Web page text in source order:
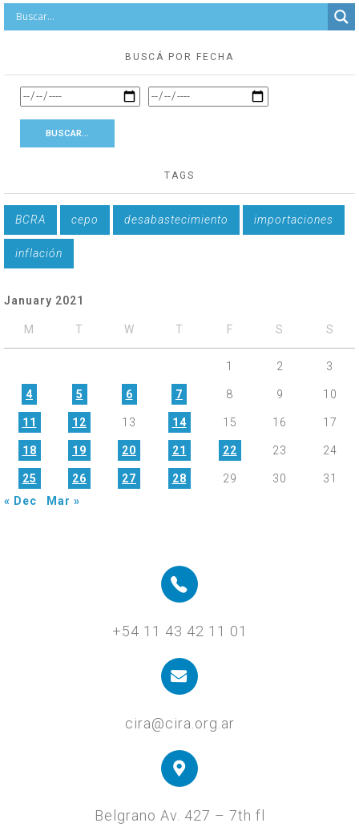
BUSCÁ POR FECHA
TAGS
BCRA cepo desabastecimiento importaciones
inflación
January 2021
M T W T F S S
1 2 3
4 5 6 7 8 9 10
11 12 13 14 15 16 17
18 19 20 21 22 23 24
25 26 27 28 29 30
31
« Dec
Mar »
+54 11 43 42 11 01
cira@cira.org.ar
Belgrano Av. 427 – 7th fl